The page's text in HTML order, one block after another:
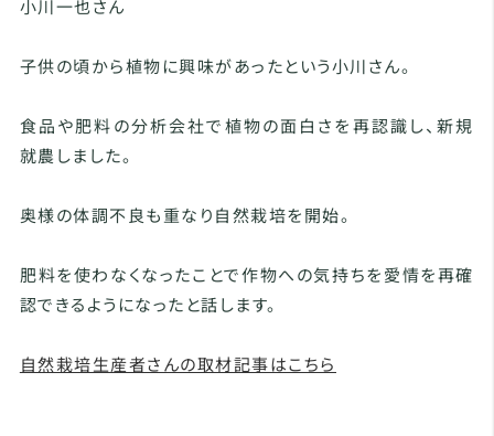
小川一也さん
子供の頃から植物に興味があったという小川さん。
食品や肥料の分析会社で植物の面白さを再認識し、新規
就農しました。
奥様の体調不良も重なり自然栽培を開始。
肥料を使わなくなったことで作物への気持ちを愛情を再確
認できるようになったと話します。
自然栽培生産者さんの取材記事はこちら